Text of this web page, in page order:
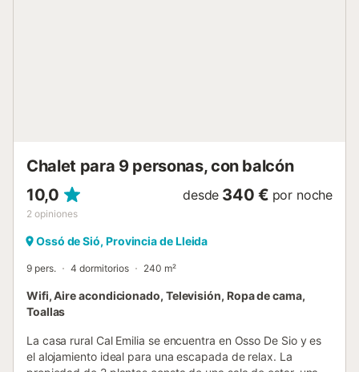
Chalet para 9 personas, con balcón
10,0
2 opiniones
desde 340 € por noche
Ossó de Sió, Provincia de Lleida
9 pers. 4 dormitorios 240 m²
Wifi, Aire acondicionado, Televisión, Ropa de cama,
Toallas
La casa rural Cal Emilia se encuentra en Osso De Sio y es
el alojamiento ideal para una escapada de relax. La